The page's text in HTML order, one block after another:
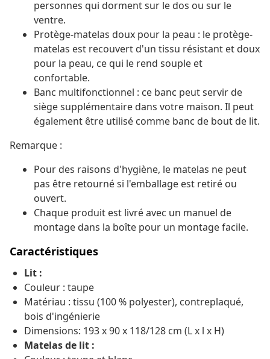
personnes qui dorment sur le dos ou sur le
ventre.
Protège-matelas doux pour la peau : le protège-
matelas est recouvert d'un tissu résistant et doux
pour la peau, ce qui le rend souple et
confortable.
Banc multifonctionnel : ce banc peut servir de
siège supplémentaire dans votre maison. Il peut
également être utilisé comme banc de bout de lit.
Remarque :
Pour des raisons d'hygiène, le matelas ne peut
pas être retourné si l'emballage est retiré ou
ouvert.
Chaque produit est livré avec un manuel de
montage dans la boîte pour un montage facile.
Caractéristiques
Lit :
Couleur : taupe
Matériau : tissu (100 % polyester), contreplaqué,
bois d'ingénierie
Dimensions: 193 x 90 x 118/128 cm (L x l x H)
Matelas de lit :